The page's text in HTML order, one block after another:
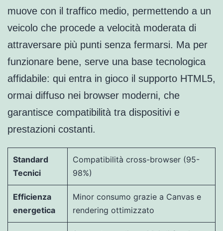
muove con il traffico medio, permettendo a un
veicolo che procede a velocità moderata di
attraversare più punti senza fermarsi. Ma per
funzionare bene, serve una base tecnologica
affidabile: qui entra in gioco il supporto HTML5,
ormai diffuso nei browser moderni, che
garantisce compatibilità tra dispositivi e
prestazioni costanti.
Standard
Tecnici
Compatibilità cross-browser (95-
98%)
Efficienza
energetica
Minor consumo grazie a Canvas e
rendering ottimizzato